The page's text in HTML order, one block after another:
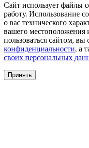
Сайт использует файлы
работу. Использование
о вас технического
вашего
пользоваться сайтом, вы
конфиденциальности, а
своих персональных
Принять